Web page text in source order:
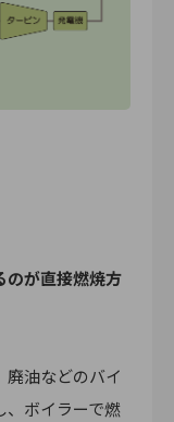
のが直接燃焼方
廃油などのバイ
、ボイラーで燃